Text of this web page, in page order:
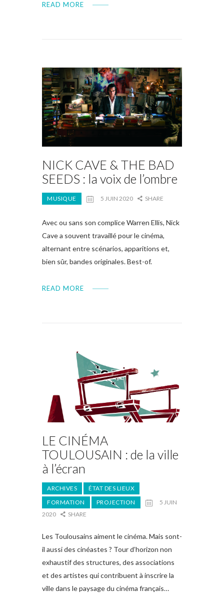
READ MORE
NICK CAVE & THE BAD
SEEDS : la voix de l’ombre
MUSIQUE 5 JUIN 2020 SHARE
Avec ou sans son complice Warren Ellis, Nick
Cave a souvent travaillé pour le cinéma,
alternant entre scénarios, apparitions et,
bien sûr, bandes originales. Best-of.
READ MORE
LE CINÉMA
TOULOUSAIN : de la ville
à l’écran
ARCHIVES
ÉTAT DES LIEUX
FORMATION
PROJECTION
5 JUIN
2020
SHARE
Les Toulousains aiment le cinéma. Mais sont-
il aussi des cinéastes ? Tour d’horizon non
exhaustif des structures, des associations
et des artistes qui contribuent à inscrire la
ville dans le paysage du cinéma français…